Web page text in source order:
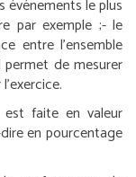
événements le plus
par exemple ;- le
entre l’ensemble
de mesurer
faite en valeur
en pourcentage